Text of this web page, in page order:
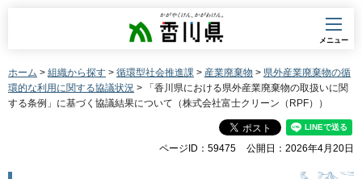
香川県
メニュー
ホーム > 組織から探す > 循環型社会推進課 > 産業廃棄物 > 県外産業廃棄物の循
環的な利用に関する協議状況 > 「香川県における県外産業廃棄物の取扱いに関
する条例」に基づく協議結果について（株式会社富士クリーン（RPF））
ページID：59475 公開日：2026年4月20日